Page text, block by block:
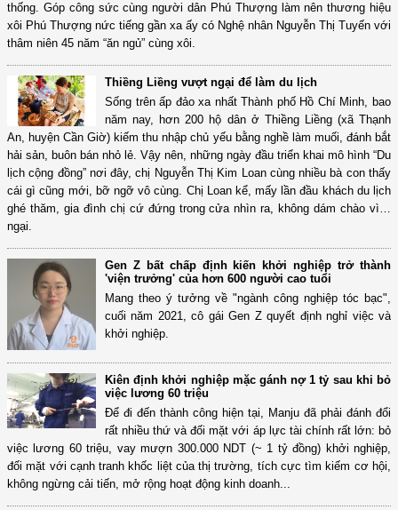
thống. Góp công sức cùng người dân Phú Thượng làm nên thương hiệu
xôi Phú Thượng nức tiếng gần xa ấy có Nghệ nhân Nguyễn Thị Tuyến với
thâm niên 45 năm “ăn ngủ” cùng xôi.
Thiềng Liềng vượt ngại để làm du lịch
Sống trên ấp đảo xa nhất Thành phố Hồ Chí Minh, bao
năm nay, hơn 200 hộ dân ở Thiềng Liềng (xã Thạnh
An, huyện Cần Giờ) kiếm thu nhập chủ yếu bằng nghề làm muối, đánh bắt
hải sản, buôn bán nhỏ lẻ. Vậy nên, những ngày đầu triển khai mô hình “Du
lịch cộng đồng” nơi đây, chị Nguyễn Thị Kim Loan cùng nhiều bà con thấy
cái gì cũng mới, bỡ ngỡ vô cùng. Chị Loan kể, mấy lần đầu khách du lịch
ghé thăm, gia đình chị cứ đứng trong cửa nhìn ra, không dám chào vì…
ngại.
Gen Z bất chấp định kiến khởi nghiệp trở thành
'viện trưởng' của hơn 600 người cao tuổi
Mang theo ý tưởng về "ngành công nghiệp tóc bạc",
cuối năm 2021, cô gái Gen Z quyết định nghỉ việc và
khởi nghiệp.
Kiên định khởi nghiệp mặc gánh nợ 1 tỷ sau khi bỏ
việc lương 60 triệu
Để đi đến thành công hiện tại, Manju đã phải đánh đổi
rất nhiều thứ và đối mặt với áp lực tài chính rất lớn: bỏ
việc lương 60 triệu, vay mượn 300.000 NDT (~ 1 tỷ đồng) khởi nghiệp,
đối mặt với cạnh tranh khốc liệt của thị trường, tích cực tìm kiếm cơ hội,
không ngừng cải tiến, mở rộng hoạt động kinh doanh...